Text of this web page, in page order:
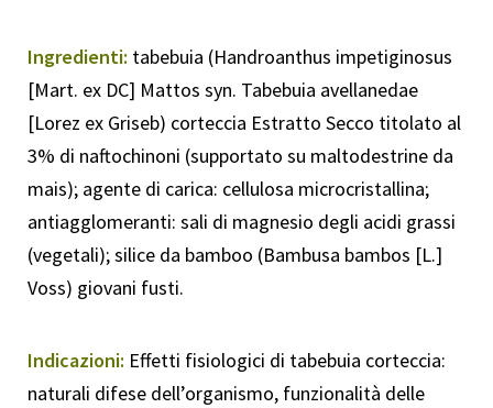
Ingredienti: tabebuia (Handroanthus impetiginosus
[Mart. ex DC] Mattos syn. Tabebuia avellanedae
[Lorez ex Griseb) corteccia Estratto Secco titolato al
3% di naftochinoni (supportato su maltodestrine da
mais); agente di carica: cellulosa microcristallina;
antiagglomeranti: sali di magnesio degli acidi grassi
(vegetali); silice da bamboo (Bambusa bambos [L.]
Voss) giovani fusti.
Indicazioni: Effetti fisiologici di tabebuia corteccia:
naturali difese dell’organismo, funzionalità delle